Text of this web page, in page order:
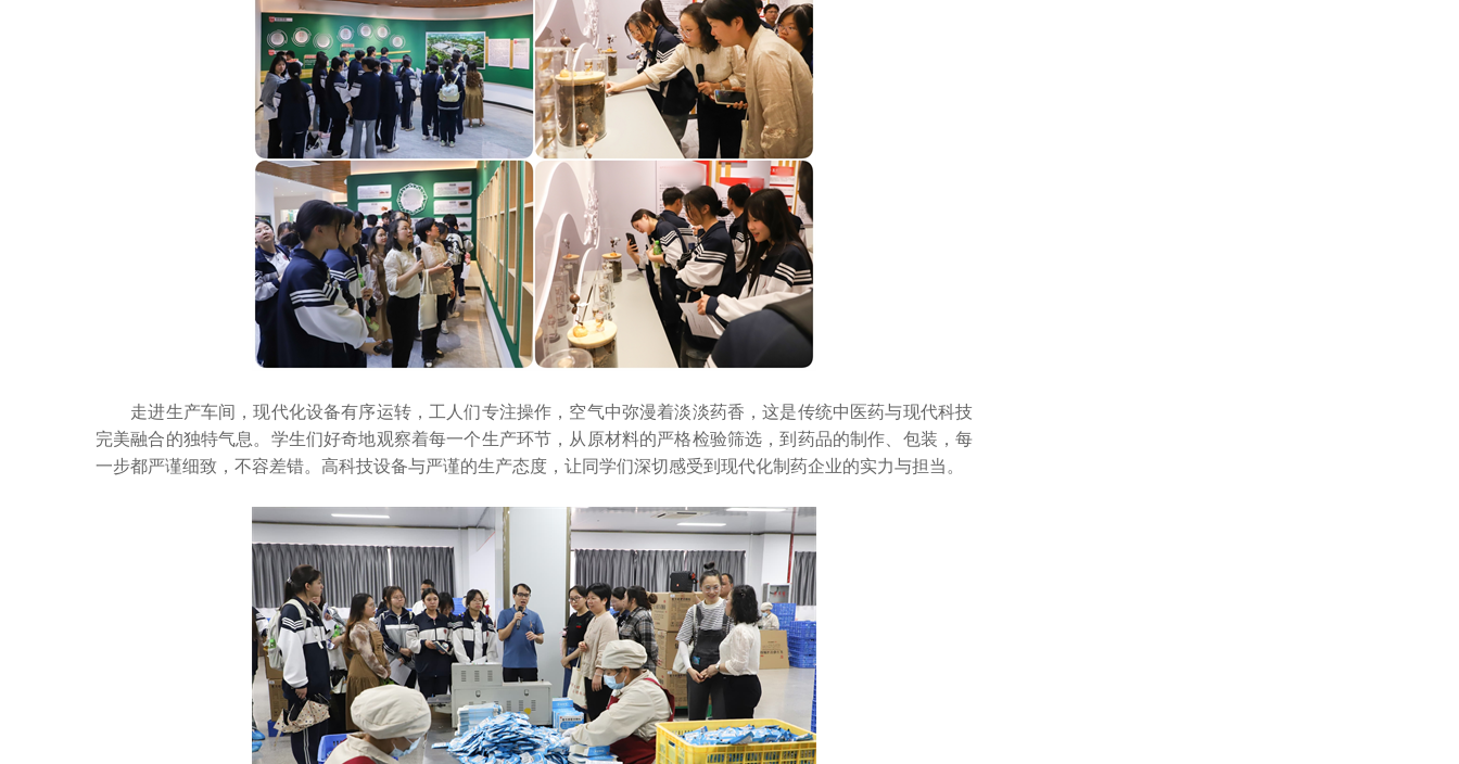
走进生产车间，现代化设备有序运转，工人们专注操作，空气中弥漫着淡淡药香，这是传统中医药与现代科技
完美融合的独特气息。学生们好奇地观察着每一个生产环节，从原材料的严格检验筛选，到药品的制作、包装，每
一步都严谨细致，不容差错。高科技设备与严谨的生产态度，让同学们深切感受到现代化制药企业的实力与担当。